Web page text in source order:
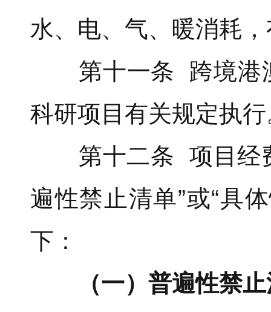
水、电、气、暖消耗
第十一条 跨境港澳
科研项目有关规定执
第十二条 项目经费
遍性禁止清单”或“具
下：
（一）普遍性禁